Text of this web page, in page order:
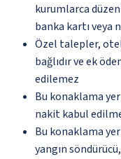
kurumlarca
banka kartı
Özel talepler,
bağlıdır ve ek
edilemez
Bu konaklama
nakit kabul
Bu konaklama
yangın